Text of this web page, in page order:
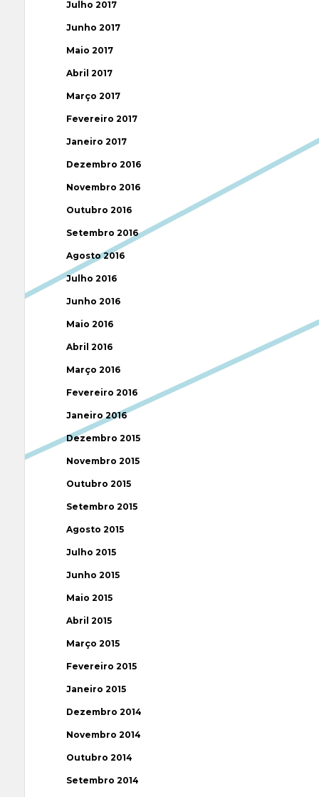
Julho 2017
Junho 2017
Maio 2017
Abril 2017
Março 2017
Fevereiro 2017
Janeiro 2017
Dezembro 2016
Novembro 2016
Outubro 2016
Setembro 2016
Agosto 2016
Julho 2016
Junho 2016
Maio 2016
Abril 2016
Março 2016
Fevereiro 2016
Janeiro 2016
Dezembro 2015
Novembro 2015
Outubro 2015
Setembro 2015
Agosto 2015
Julho 2015
Junho 2015
Maio 2015
Abril 2015
Março 2015
Fevereiro 2015
Janeiro 2015
Dezembro 2014
Novembro 2014
Outubro 2014
Setembro 2014